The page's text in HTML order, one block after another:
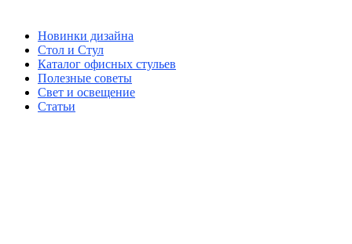
Новинки дизайна
Стол и Стул
Каталог офисных стульев
Полезные советы
Свет и освещение
Статьи